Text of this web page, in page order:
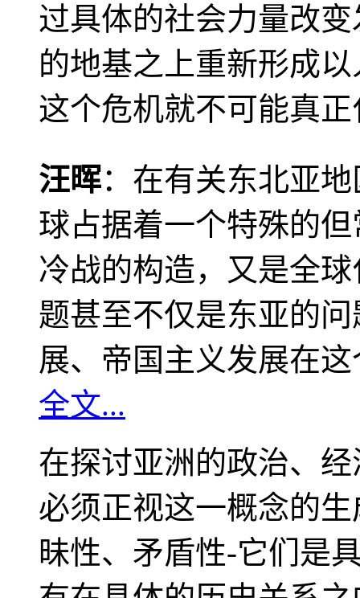
过具体的社会力量改
的地基之上重新形成
这个危机就不可能真
汪晖：在有关东北亚
球占据着一个特殊的
冷战的构造，又是全
题甚至不仅是东亚的
展、帝国主义发展在
全文...
在探讨亚洲的政治、
必须正视这一概念的
昧性、矛盾性-它们是